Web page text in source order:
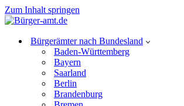
Zum Inhalt springen
Bürgerämter nach Bundesland
Baden-Württemberg
Bayern
Saarland
Berlin
Brandenburg